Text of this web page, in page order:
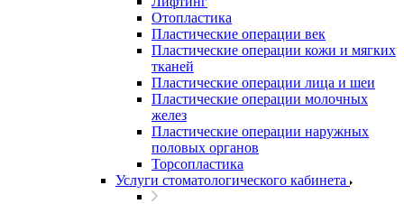
Отопластика
Пластические операции век
Пластические операции кожи и мягких
тканей
Пластические операции лица и шеи
Пластические операции молочных
желез
Пластические операции наружных
половых органов
Торсопластика
Услуги стоматологического кабинета